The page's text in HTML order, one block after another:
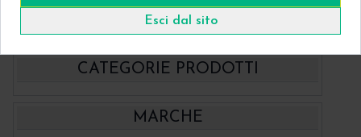
Home Catalogo - Hahnenkratt Specilli ERGOform Rosa Hahnenkratt
CATEGORIE PRODOTTI
- BBraun BiomaterialeMARCHE
Esci dal sito